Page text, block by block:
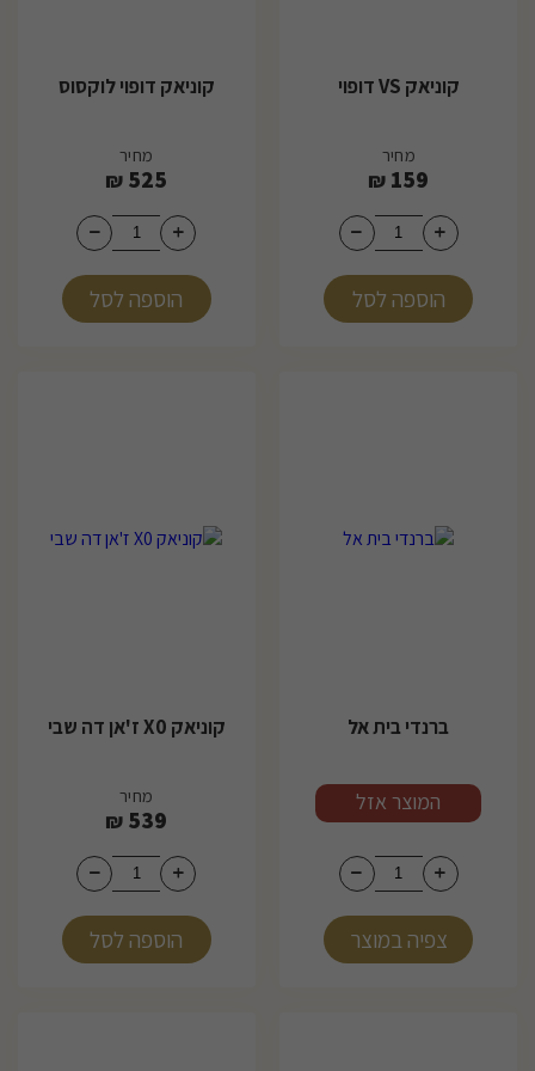
קוניאק VS דופוי
מחיר
159
₪
הוספה לסל
קוניאק דופוי לוקסוס
מחיר
525
₪
הוספה לסל
ברנדי בית אל
מחיר
המוצר אזל
צפיה במוצר
קוניאק X0 ז'אן דה שבי
מחיר
539
₪
הוספה לסל